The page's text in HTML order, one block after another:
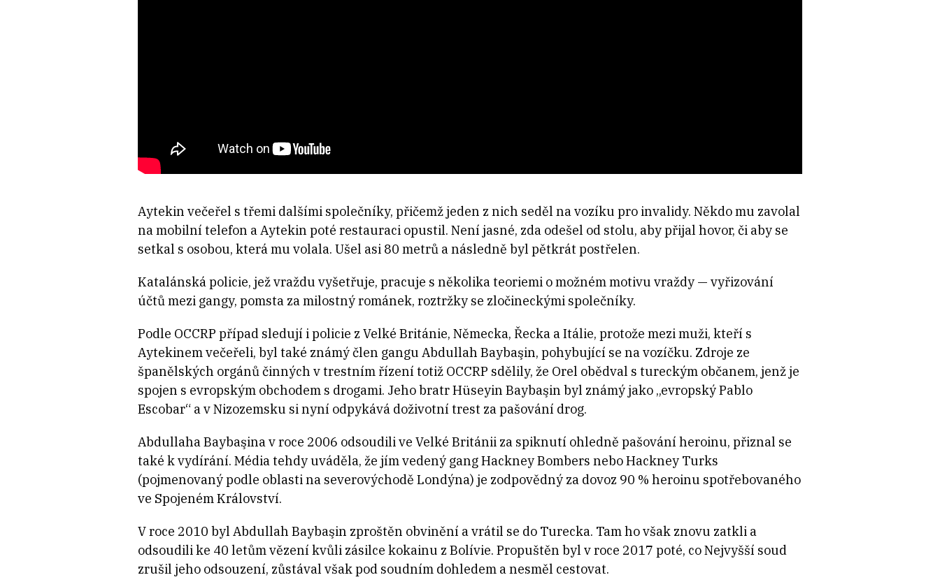
Aytekin večeřel s třemi dalšími společníky, přičemž jeden z nich seděl na vozíku pro invalidy. Někdo mu zavolal
na mobilní telefon a Aytekin poté restauraci opustil. Není jasné, zda odešel od stolu, aby přijal hovor, či aby se
setkal s osobou, která mu volala. Ušel asi 80 metrů a následně byl pětkrát postřelen.
Katalánská policie, jež vraždu vyšetřuje, pracuje s několika teoriemi o možném motivu vraždy — vyřizování
účtů mezi gangy, pomsta za milostný románek, roztržky se zločineckými společníky.
Podle OCCRP případ sledují i policie z Velké Británie, Německa, Řecka a Itálie, protože mezi muži, kteří s
Aytekinem večeřeli, byl také známý člen gangu Abdullah Baybaşin, pohybující se na vozíčku. Zdroje ze
španělských orgánů činných v trestním řízení totiž OCCRP sdělily, že Orel obědval s tureckým občanem, jenž je
spojen s evropským obchodem s drogami. Jeho bratr Hüseyin Baybaşin byl známý jako „evropský Pablo
Escobar“ a v Nizozemsku si nyní odpykává doživotní trest za pašování drog.
Abdullaha Baybaşina v roce 2006 odsoudili ve Velké Británii za spiknutí ohledně pašování heroinu, přiznal se
také k vydírání. Média tehdy uváděla, že jím vedený gang Hackney Bombers nebo Hackney Turks
(pojmenovaný podle oblasti na severovýchodě Londýna) je zodpovědný za dovoz 90 % heroinu spotřebovaného
ve Spojeném Království.
V roce 2010 byl Abdullah Baybaşin zproštěn obvinění a vrátil se do Turecka. Tam ho však znovu zatkli a
odsoudili ke 40 letům vězení kvůli zásilce kokainu z Bolívie. Propuštěn byl v roce 2017 poté, co Nejvyšší soud
zrušil jeho odsouzení, zůstával však pod soudním dohledem a nesměl cestovat.